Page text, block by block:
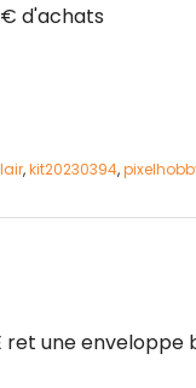
d'achats
,kit20230394,
ret une enveloppe